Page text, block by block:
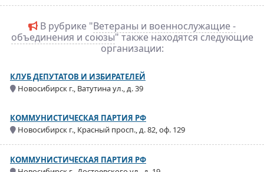
В рубрике "Ветераны и военнослужащие -
объединения и союзы" также находятся следующие
организации:
КЛУБ ДЕПУТАТОВ И ИЗБИРАТЕЛЕЙ
Новосибирск г., Ватутина ул., д. 39
КОММУНИСТИЧЕСКАЯ ПАРТИЯ РФ
Новосибирск г., Красный просп., д. 82, оф. 129
КОММУНИСТИЧЕСКАЯ ПАРТИЯ РФ